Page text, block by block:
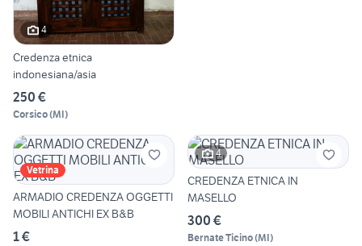
4
Credenza etnica
indonesiana/asia
250 €
Corsico(MI)
Vetrina
ARMADIO CREDENZA OGGETTI
MOBILI ANTICHI EX B&B
1 €
4
CREDENZA ETNICA IN
MASELLO
300 €
Bernate Ticino(MI)